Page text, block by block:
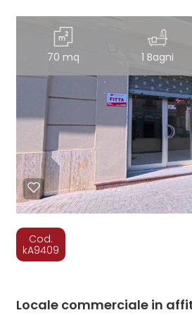
70 mq 1 Bagni
Cod.
kA9409
Locale commerciale in